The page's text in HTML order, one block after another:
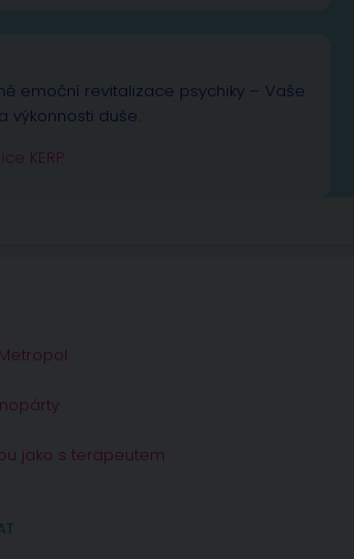
emoční revitalizace psychiky – Vaše
výkonnosti duše.
KERP
jako s terapeutem